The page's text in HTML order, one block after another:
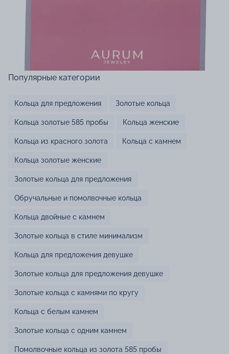
Популярные категории
Кольца для предложения Золотые кольца
Кольца золотые 585 пробы Кольца женские
Кольца из красного золота Кольца с камнем
Кольца золотые женские
Золотые кольца для предложения
Обручальные и помолвочные кольца
Кольца двойные с камнем
Золотые кольца в стиле минимализм
Кольца для предложения девушке
Золотые кольца для предложения девушке
Золотые кольца с камнями по кругу
Кольца с белым камнем
Золотые кольца с одним камнем
Помолвочные кольца из золота 585 пробы